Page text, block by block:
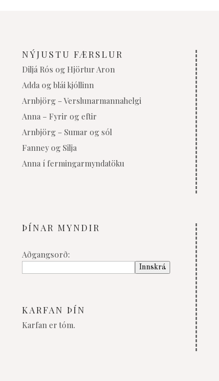
NÝJUSTU FÆRSLUR
Diljá Rós og Hjörtur Aron
Adda og blái kjóllinn
Arnbjörg – Verslunarmannahelgi
Anna – Fyrir og eftir
Arnbjörg – Sumar og sól
Fanney og Silja
Anna í fermingarmyndatöku
ÞÍNAR MYNDIR
Aðgangsorð:
KARFAN ÞÍN
Karfan er tóm.